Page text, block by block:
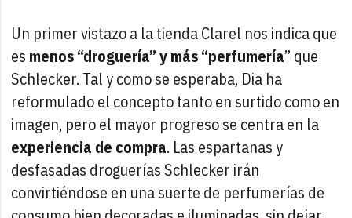
Un primer vistazo a la tienda Clarel nos indica que
es menos “droguería” y más “perfumería” que
Schlecker. Tal y como se esperaba, Dia ha
reformulado el concepto tanto en surtido como en
imagen, pero el mayor progreso se centra en la
experiencia de compra. Las espartanas y
desfasadas droguerías Schlecker irán
convirtiéndose en una suerte de perfumerías de